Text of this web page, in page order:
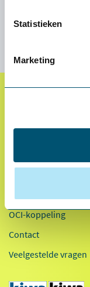
Statistieken
Marketing
OCI-koppeling
Contact
Veelgestelde vragen